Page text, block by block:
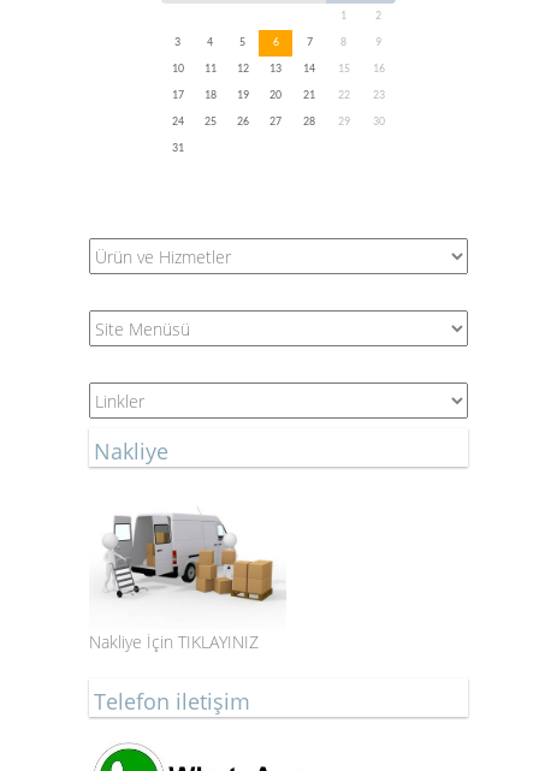
1
2
3
4 5 6 7 8
9
10
11 12 13 14 15
16
17
18 19 20 21 22
23
24
25 26 27 28 29
30
31
Nakliye
Nakliye İçin TIKLAYINIZ
Telefon iletişim